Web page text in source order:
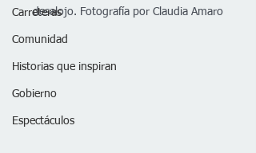
Carreteras
Comunidad
Historias que inspiran
Gobierno
Espectáculos
desalojo. Fotografía por Claudia Amaro